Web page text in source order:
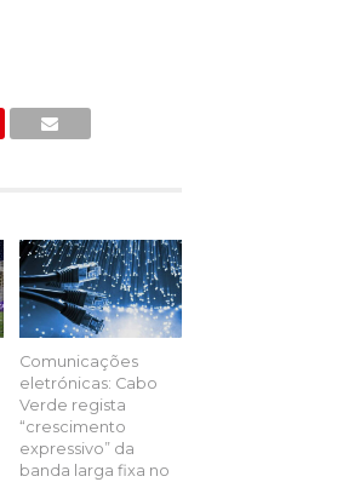
Comunicações
eletrónicas: Cabo
Verde regista
“crescimento
expressivo” da
banda larga fixa no